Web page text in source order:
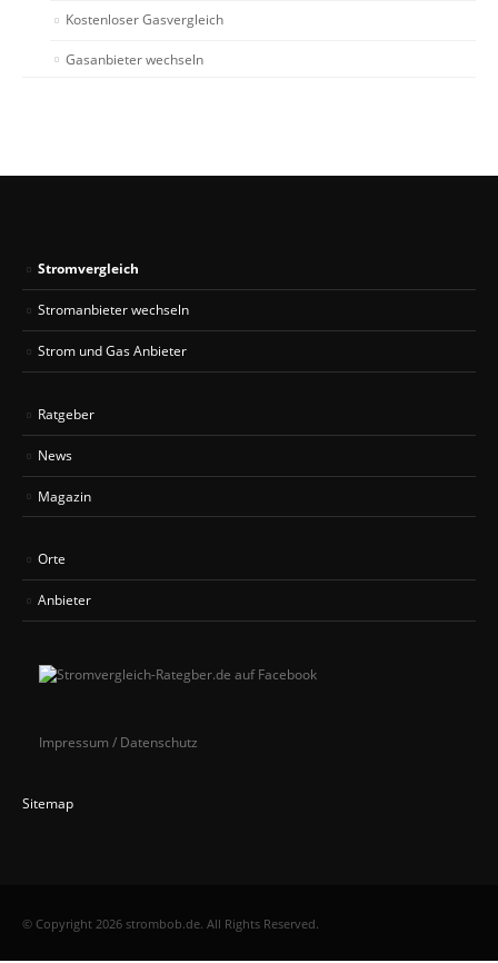
Kostenloser Gasvergleich
Gasanbieter wechseln
Stromvergleich
Stromanbieter wechseln
Strom und Gas Anbieter
Ratgeber
News
Magazin
Orte
Anbieter
Impressum / Datenschutz
Sitemap
© Copyright 2026 strombob.de. All Rights Reserved.